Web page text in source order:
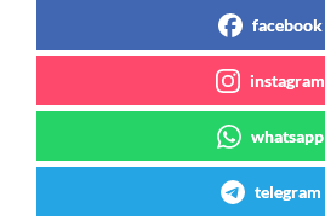
facebook
instagram
whatsapp
telegram